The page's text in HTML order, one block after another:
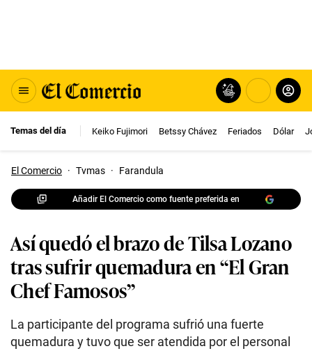
Temas del día Keiko Fujimori Betssy Chávez Feriados Dólar
El Comercio · Tvmas · Farandula
Añadir El Comercio como fuente preferida en
Así quedó el brazo de Tilsa Lozano
tras sufrir quemadura en “El Gran
Chef Famosos”
La participante del programa sufrió una fuerte
quemadura y tuvo que ser atendida por el personal